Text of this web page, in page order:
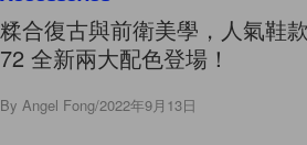
糅合復古與前衛美學，人氣鞋
72 全新兩大配色登場！
By Angel Fong/2022年9月13日